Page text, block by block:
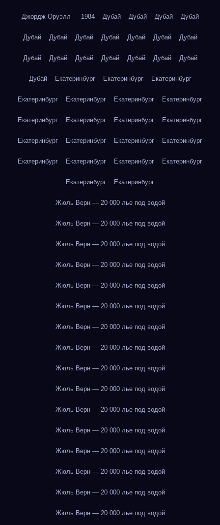
Джордж Оруэлл — 1984 Дубай Дубай Дубай Дубай
Дубай Дубай Дубай Дубай Дубай Дубай Дубай
Дубай Дубай Дубай Дубай Дубай Дубай Дубай
Дубай Екатеринбург Екатеринбург Екатеринбург
Екатеринбург Екатеринбург Екатеринбург Екатеринбург
Екатеринбург Екатеринбург Екатеринбург Екатеринбург
Екатеринбург Екатеринбург Екатеринбург Екатеринбург
Екатеринбург Екатеринбург Екатеринбург Екатеринбург
Екатеринбург Екатеринбург
Жюль Верн — 20 000 лье под водой
Жюль Верн — 20 000 лье под водой
Жюль Верн — 20 000 лье под водой
Жюль Верн — 20 000 лье под водой
Жюль Верн — 20 000 лье под водой
Жюль Верн — 20 000 лье под водой
Жюль Верн — 20 000 лье под водой
Жюль Верн — 20 000 лье под водой
Жюль Верн — 20 000 лье под водой
Жюль Верн — 20 000 лье под водой
Жюль Верн — 20 000 лье под водой
Жюль Верн — 20 000 лье под водой
Жюль Верн — 20 000 лье под водой
Жюль Верн — 20 000 лье под водой
Жюль Верн — 20 000 лье под водой
Жюль Верн — 20 000 лье под водой